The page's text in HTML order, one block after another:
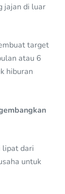
jajan di luar
target
atau 6
hiburan
lipat dari
untuk